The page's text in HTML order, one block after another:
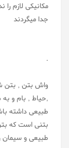
مکانیکی لازم
جدا میگردند
.
واش بتن , بتن
,حیاط , بام و
طبیعی داشته
بتنی است که
طبیعی و